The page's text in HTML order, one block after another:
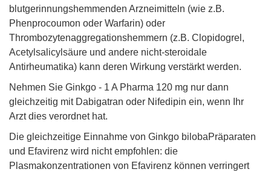
blutgerinnungshemmenden Arzneimitteln (wie z.B.
Phenprocoumon oder Warfarin) oder
Thrombozytenaggregationshemmern (z.B. Clopidogrel,
Acetylsalicylsäure und andere nicht-steroidale
Antirheumatika) kann deren Wirkung verstärkt werden.
Nehmen Sie Ginkgo - 1 A Pharma 120 mg nur dann
gleichzeitig mit Dabigatran oder Nifedipin ein, wenn Ihr
Arzt dies verordnet hat.
Die gleichzeitige Einnahme von Ginkgo bilobaPräparaten
und Efavirenz wird nicht empfohlen: die
Plasmakonzentrationen von Efavirenz können verringert